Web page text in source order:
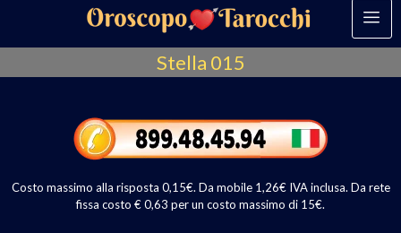
Stella 015
Costo massimo alla risposta 0,15€. Da mobile 1,26€ IVA inclusa. Da rete
fissa costo € 0,63 per un costo massimo di 15€.